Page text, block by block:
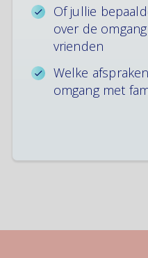
Of jullie
over de
vrienden
Welke
omgang met